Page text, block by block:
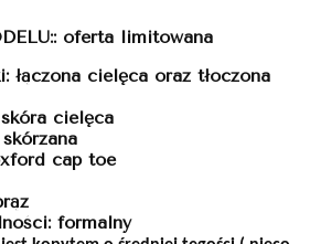
oferta limitowana
łączona cielęca oraz tłoczona
cielęca
cap toe
formalny